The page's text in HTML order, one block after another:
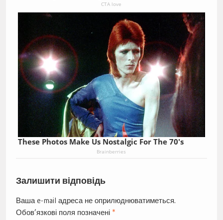
CTA love
These Photos Make Us Nostalgic For The 70's
Brainberries
Залишити відповідь
Ваша e-mail адреса не оприлюднюватиметься.
Обов’язкові поля позначені *